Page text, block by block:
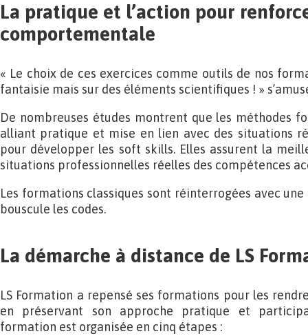
La pratique et l’action pour
comportementale
« Le choix de ces exercices comme outils de nos
fantaisie mais sur des éléments scientifiques ! »
De nombreuses études montrent que les méthodes
alliant pratique et mise en lien avec des situations
pour développer les soft skills. Elles assurent la
situations professionnelles réelles des compétences
Les formations classiques sont réinterrogées avec
bouscule les codes.
La démarche à distance de LS
LS Formation a repensé ses formations pour les
en préservant son approche pratique et
formation est organisée en cinq étapes :